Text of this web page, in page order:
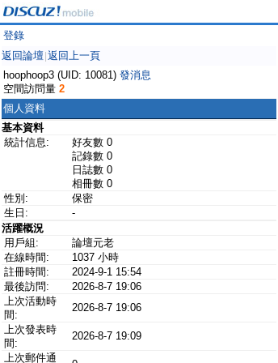
登錄
返回論壇 返回上一頁
hoophoop3 (UID: 10081) 發消息
空間訪問量 2
個人資料
基本資料
統計信息:
好友數 0
記錄數 0
日誌數 0
相冊數 0
性別:
保密
生日:
-
活躍概況
用戶組:
論壇元老
在線時間:
1037 小時
註冊時間:
2024-9-1 15:54
最後訪問:
2026-8-7 19:06
上次活動時
間:
2026-8-7 19:06
上次發表時
間:
2026-8-7 19:09
上次郵件通